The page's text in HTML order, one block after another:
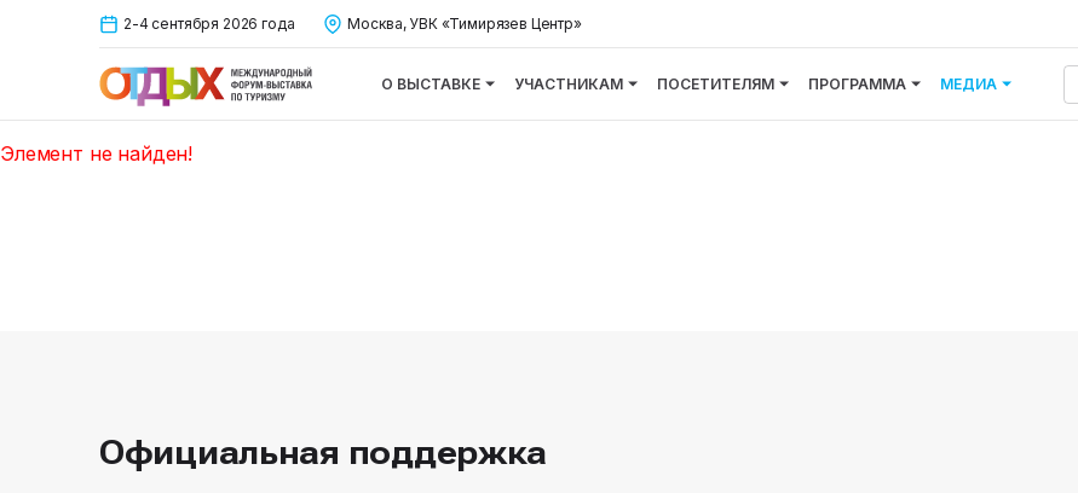
О ВЫСТАВКЕ УЧАСТНИКАМ ПОСЕТИТЕЛЯМ ПРОГРАММА МЕДИА
2-4 сентября 2026 года Москва, УВК «Тимирязев Центр»
Элемент не найден!
Официальная поддержка